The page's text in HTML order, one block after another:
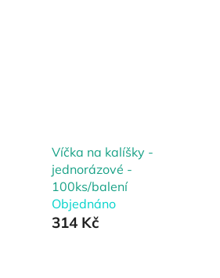
Víčka na kalíšky -
jednorázové -
100ks/balení
Objednáno
314 Kč